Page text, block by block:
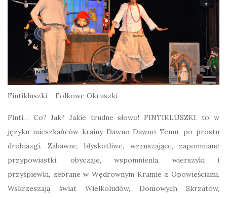
Fintikluszki – Folkowe Okruszki
Finti… Co? Jak? Jakie trudne słowo! FINTIKLUSZKI, to w
języku mieszkańców krainy Dawno Dawno Temu, po prostu
drobiazgi. Zabawne, błyskotliwe, wzruszające, zapomniane
przypowiastki, obyczaje, wspomnienia, wierszyki i
przyśpiewki, zebrane w Wędrownym Kramie z Opowieściami.
Wskrzeszają świat Wielkoludów, Domowych Skrzatów,